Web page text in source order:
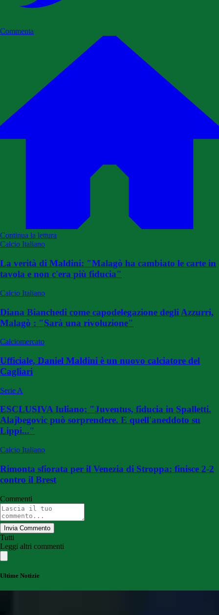
Commenta
Continua la lettura
Calcio Italiano
La verità di Maldini: "Malagò ha cambiato le carte in
tavola e non c'era più fiducia"
Calcio Italiano
Diana Bianchedi come capodelegazione degli Azzurri,
Malagò : "Sarà una rivoluzione"
Calciomercato
Ufficiale, Daniel Maldini è un nuovo calciatore del
Cagliari
Serie A
ESCLUSIVA Iuliano: "Juventus, fiducia in Spalletti.
Alajbegovic può sorprendere. E quell'aneddoto su
Lippi..."
Calcio Italiano
Rimonta sfiorata per il Venezia di Stroppa: finisce 2-2
contro il Brest
Commenti
Invia Commento
Tutti
Leggi altri commenti
Ultime Notizie